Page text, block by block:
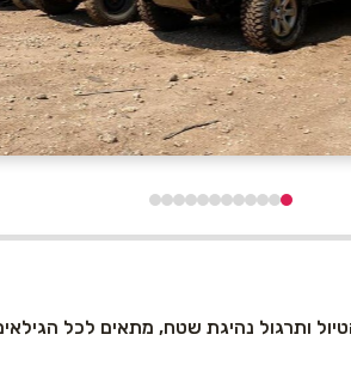
ותרגול נהיגת שטח, מתאים לכל